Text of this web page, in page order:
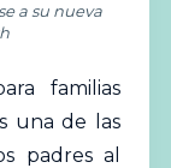
a su nueva
familias
una de las
padres al